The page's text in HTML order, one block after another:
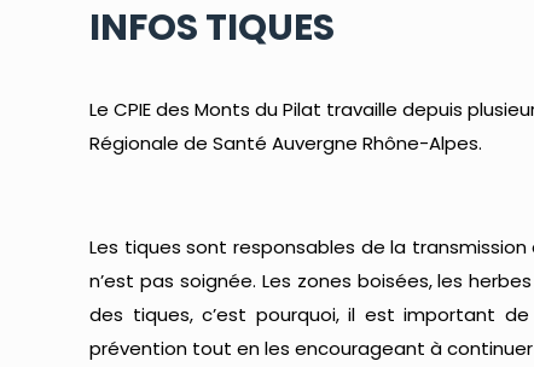
INFOS TIQUES
Le CPIE des Monts du Pilat travaille depuis
Régionale de Santé Auvergne Rhône-Alpes.
Les tiques sont responsables de la
n’est pas soignée. Les zones boisées, les
des tiques, c’est pourquoi, il est important
prévention tout en les encourageant à continuer